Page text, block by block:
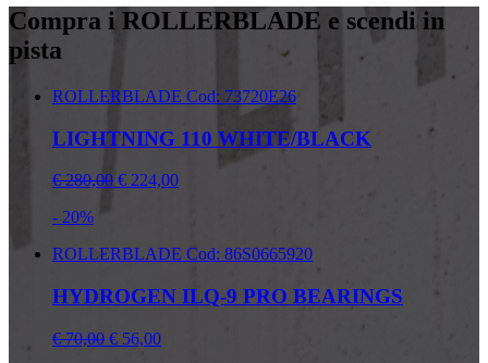
Compra i ROLLERBLADE e scendi in
pista
ROLLERBLADE Cod: 73720E26
LIGHTNING 110 WHITE/BLACK
€ 280,00 € 224,00
- 20%
ROLLERBLADE Cod: 86S0665920
HYDROGEN ILQ-9 PRO BEARINGS
€ 70,00 € 56,00